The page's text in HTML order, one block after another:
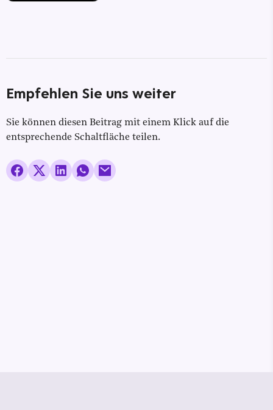
Empfehlen Sie uns weiter
Sie können diesen Beitrag mit einem Klick auf die
entsprechende Schaltfläche teilen.